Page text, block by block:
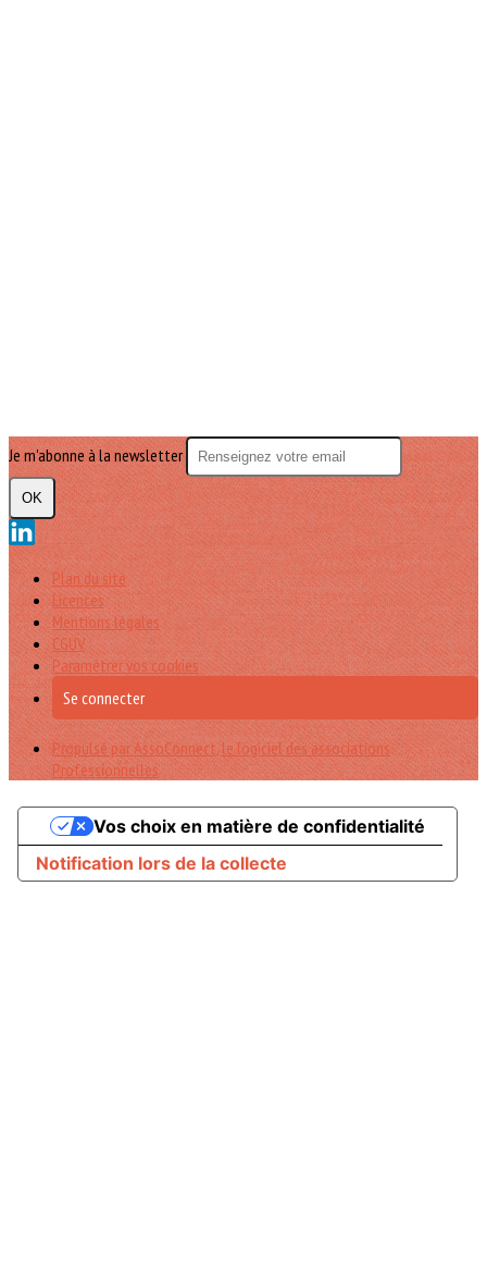
Je m'abonne à la newsletter
OK
Plan du site
Licences
Mentions légales
CGUV
Paramétrer vos cookies
Se connecter
Propulsé par AssoConnect, le logiciel des associations
Professionnelles
Notification lors de la collecte
Vos choix en matière de confidentialité